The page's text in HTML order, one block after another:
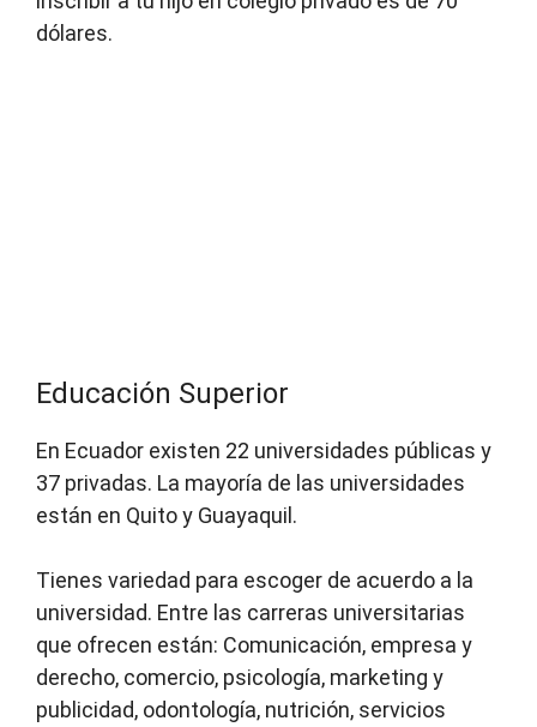
dólares.
Educación Superior
En Ecuador existen 22 universidades públicas y
37 privadas. La mayoría de las universidades
están en Quito y Guayaquil.
Tienes variedad para escoger de acuerdo a la
universidad. Entre las carreras universitarias
que ofrecen están: Comunicación, empresa y
derecho, comercio, psicología, marketing y
publicidad, odontología, nutrición, servicios